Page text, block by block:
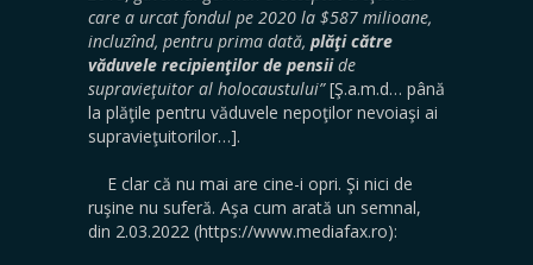
care a urcat fondul pe 2020 la $587 milioane,
incluzînd, pentru prima dată, plăţi către
văduvele recipienţilor de pensiide
supravieţuitor al holocaustului”[Ş.a.m.d… până
la plăţile pentru văduvele nepoţilor nevoiaşi ai
supravieţuitorilor…].
E clar că nu mai are cine-i opri. Şi nici de
ruşine nu suferă. Aşa cum arată un semnal,
din 2.03.2022 (https://www.mediafax.ro):